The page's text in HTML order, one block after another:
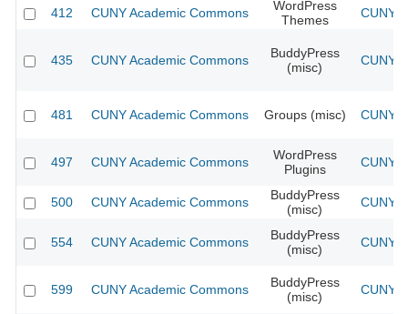
412 CUNY Academic Commons
WordPress
Themes
CUNY
435 CUNY Academic Commons
BuddyPress
(misc)
CUNY
481 CUNY Academic Commons Groups (misc) CUNY
497 CUNY Academic Commons
WordPress
Plugins
CUNY
500 CUNY Academic Commons
BuddyPress
(misc)
CUNY
554 CUNY Academic Commons
BuddyPress
(misc)
CUNY
599 CUNY Academic Commons
BuddyPress
(misc)
CUNY